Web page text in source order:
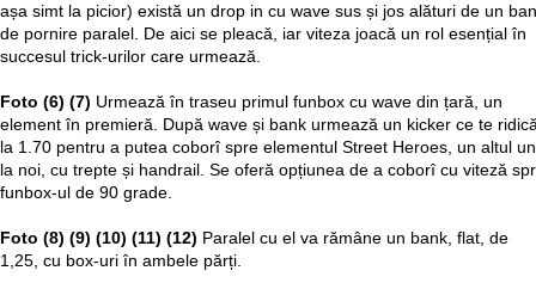
așa simt la picior) există un drop in cu wave sus și jos alături de un
de pornire paralel. De aici se pleacă, iar viteza joacă un rol esențial în
succesul trick-urilor care urmează.
Foto (6) (7) Urmează în traseu primul funbox cu wave din țară, un
element în premieră. După wave și bank urmează un kicker ce te
la 1.70 pentru a putea coborî spre elementul Street Heroes, un altul
la noi, cu trepte și handrail. Se oferă opțiunea de a coborî cu viteză
funbox-ul de 90 grade.
Foto (8) (9) (10) (11) (12) Paralel cu el va rămâne un bank, flat, de
1,25, cu box-uri în ambele părți.